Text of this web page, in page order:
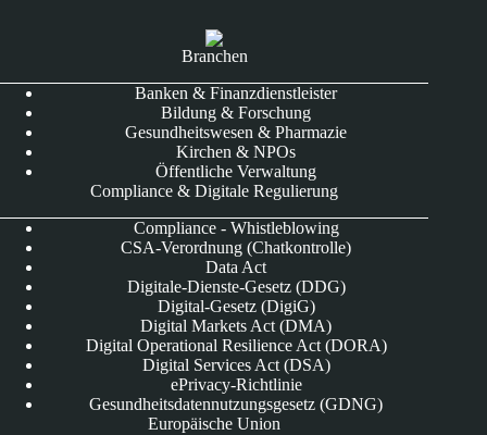
Branchen
Banken & Finanzdienstleister
Bildung & Forschung
Gesundheitswesen & Pharmazie
Kirchen & NPOs
Öffentliche Verwaltung
Compliance & Digitale Regulierung
Compliance - Whistleblowing
CSA-Verordnung (Chatkontrolle)
Data Act
Digitale-Dienste-Gesetz (DDG)
Digital-Gesetz (DigiG)
Digital Markets Act (DMA)
Digital Operational Resilience Act (DORA)
Digital Services Act (DSA)
ePrivacy-Richtlinie
Gesundheitsdatennutzungsgesetz (GDNG)
Europäische Union